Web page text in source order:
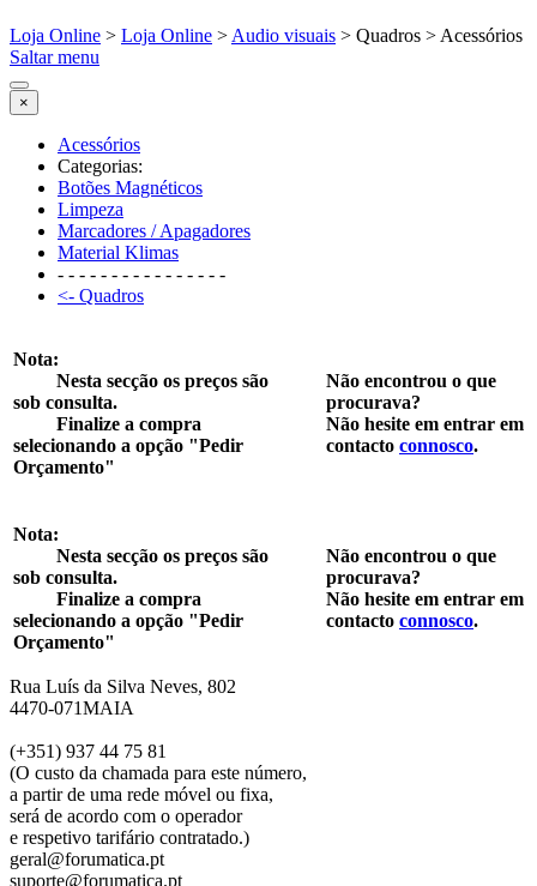
Loja Online > Loja Online > Audio visuais > Quadros > Acessórios
Saltar menu
×
Acessórios
Categorias:
Botões Magnéticos
Limpeza
Marcadores / Apagadores
Material Klimas
- - - - - - - - - - - - - - - -
<- Quadros
Nota:
Nesta secção os preços são
sob consulta.
Finalize a compra
selecionando a opção "Pedir
Orçamento"
Não encontrou o que
procurava?
Não hesite em entrar em
contacto connosco.
Nota:
Nesta secção os preços são
sob consulta.
Finalize a compra
selecionando a opção "Pedir
Orçamento"
Não encontrou o que
procurava?
Não hesite em entrar em
contacto connosco.
Rua Luís da Silva Neves, 802
4470-071MAIA
(+351) 937 44 75 81
(O custo da chamada para este número,
a partir de uma rede móvel ou fixa,
será de acordo com o operador
e respetivo tarifário contratado.)
geral@forumatica.pt
suporte@forumatica.pt